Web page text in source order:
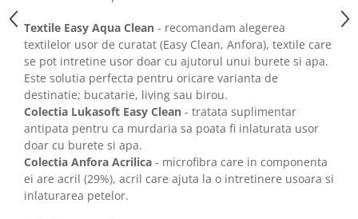
Textile Easy Aqua Clean - recomandam alegerea
textilelor usor de curatat (Easy Clean, Anfora), textile care
se pot intretine usor doar cu ajutorul unui burete si apa.
Este solutia perfecta pentru oricare varianta de
destinatie; bucatarie, living sau birou.
Colectia Lukasoft Easy Clean - tratata suplimentar
antipata pentru ca murdaria sa poata fi inlaturata usor
doar cu burete si apa.
Colectia Anfora Acrilica - microfibra care in componenta
ei are acril (29%), acril care ajuta la o intretinere usoara si
inlaturarea petelor.